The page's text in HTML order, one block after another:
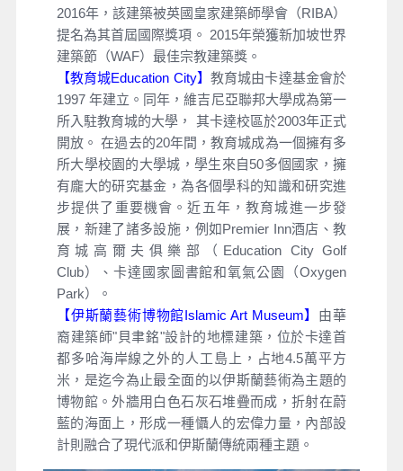
2016年，該建築被英國皇家建築師學會（RIBA）
提名為其首屆國際獎項。 2015年榮獲新加坡世界
建築節（WAF）最佳宗教建築獎。
【教育城Education City】 教育城由卡達基金會於
1997 年建立。同年，維吉尼亞聯邦大學成為第一
所入駐教育城的大學， 其卡達校區於2003年正式
開放。 在過去的20年間，教育城成為一個擁有多
所大學校園的大學城，學生來自50多個國家，擁
有龐大的研究基金，為各個學科的知識和研究進
步提供了重要機會。近五年，教育城進一步發
展，新建了諸多設施，例如Premier Inn酒店、教
育城高爾夫俱樂部（Education City Golf
Club）、卡達國家圖書館和氧氣公園（Oxygen
Park）。
【伊斯蘭藝術博物館Islamic Art Museum】 由華
裔建築師"貝聿銘"設計的地標建築，位於卡達首
都多哈海岸線之外的人工島上，占地4.5萬平方
米，是迄今為止最全面的以伊斯蘭藝術為主題的
博物館。外牆用白色石灰石堆疊而成，折射在蔚
藍的海面上，形成一種懾人的宏偉力量，內部設
計則融合了現代派和伊斯蘭傳統兩種主題。